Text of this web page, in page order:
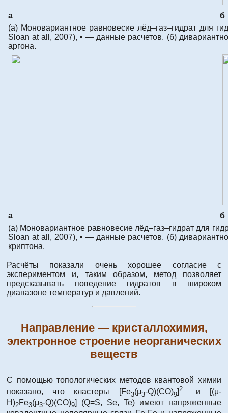
а
б
(а) Моновариантное равновесие лёд–газ–гидрат для
Sloan at all, 2007),• — данные расчетов. (б)
аргона.
а
б
(а) Моновариантное равновесие лёд–газ–гидрат для
Sloan at all, 2007),• — данные расчетов. (б)
криптона.
Расчёты показали очень хорошее согласие с
экспериментом и, таким образом, метод позволяет
предсказывать поведение гидратов в широком
диапазоне температур и давлений.
Направление — кристаллохимия,
электронное строение неорганических
веществ
С помощью топологических методов квантовой химии
показано, что кластеры [Fe3(μ3-Q)(CO)9] 2−
и [(μ-
H)2Fe3(μ3-Q)(CO)9] (Q=S, Se, Te) имеют напряженные